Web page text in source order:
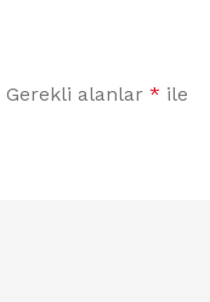
Gerekli alanlar * ile